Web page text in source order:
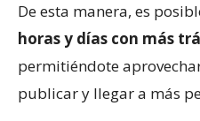
De esta manera, es
horas y días con más
permitiéndote
publicar y llegar a más